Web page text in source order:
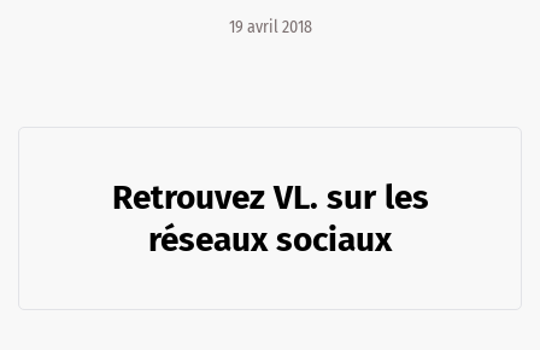
19 avril 2018
Retrouvez VL. sur les
réseaux sociaux